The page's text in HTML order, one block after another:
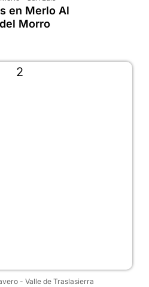
en Merlo Al
Morro
- Valle de Traslasierra